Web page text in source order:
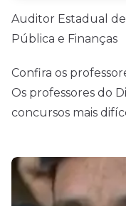
Auditor Estadual
Pública e Finanças
Confira os
Os professores do
concursos mais